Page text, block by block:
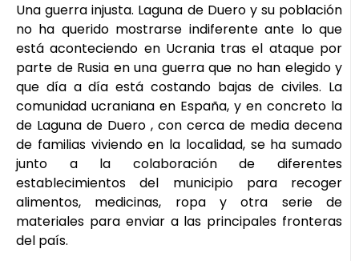
Una guerra injusta. Laguna de Duero y su población
no ha querido mostrarse indiferente ante lo que
está aconteciendo en Ucrania tras el ataque por
parte de Rusia en una guerra que no han elegido y
que día a día está costando bajas de civiles. La
comunidad ucraniana en España, y en concreto la
de Laguna de Duero , con cerca de media decena
de familias viviendo en la localidad, se ha sumado
junto a la colaboración de diferentes
establecimientos del municipio para recoger
alimentos, medicinas, ropa y otra serie de
materiales para enviar a las principales fronteras
del país.